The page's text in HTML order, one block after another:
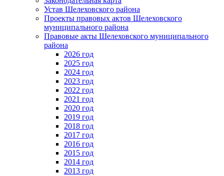
Устав Шелеховского района
Проекты правовых актов Шелеховского
муниципального района
Правовые акты Шелеховского муниципального
района
2026 год
2025 год
2024 год
2023 год
2022 год
2021 год
2020 год
2019 год
2018 год
2017 год
2016 год
2015 год
2014 год
2013 год